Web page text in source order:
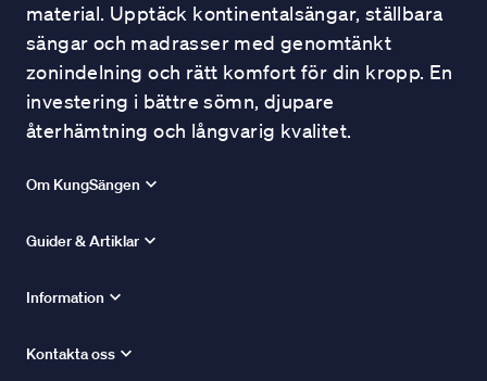
material. Upptäck kontinentalsängar, ställbara
sängar och madrasser med genomtänkt
zonindelning och rätt komfort för din kropp. En
investering i bättre sömn, djupare
återhämtning och långvarig kvalitet.
Om KungSängen
Guider & Artiklar
Information
Kontakta oss